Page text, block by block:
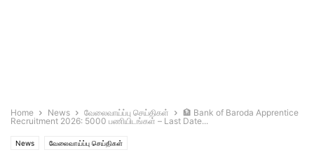
Home News வேலைவாய்ப்பு செய்திகள்
🏦 Bank of Baroda Apprentice
Recruitment 2026: 5000 பணியிடங்கள் – Last Date...
News வேலைவாய்ப்பு செய்திகள்